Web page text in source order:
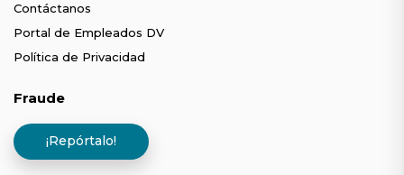
Contáctanos
Portal de Empleados DV
Política de Privacidad
Fraude
¡Repórtalo!